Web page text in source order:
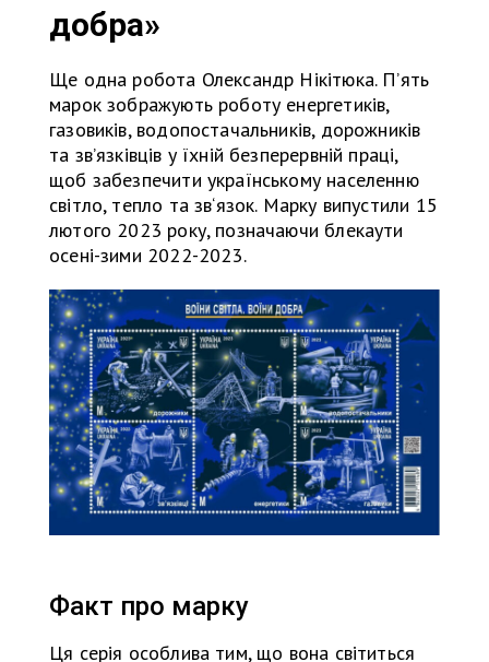
добра»
Ще одна робота Олександр Нікітюка. П’ять
марок зображують роботу енергетиків,
газовиків, водопостачальників, дорожників
та зв’язківців у їхній безперервній праці,
щоб забезпечити українському населенню
світло, тепло та зв‘язок. Марку випустили 15
лютого 2023 року, позначаючи блекаути
осені-зими 2022-2023.
Факт про марку
Ця серія особлива тим, що вона світиться